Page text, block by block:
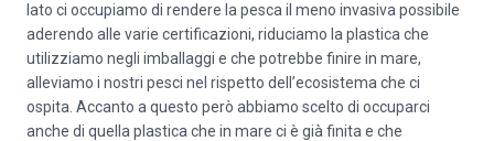
lato ci occupiamo di rendere la pesca il meno invasiva possibile
aderendo alle varie certificazioni, riduciamo la plastica che
utilizziamo negli imballaggi e che potrebbe finire in mare,
alleviamo i nostri pesci nel rispetto dell’ecosistema che ci
ospita. Accanto a questo però abbiamo scelto di occuparci
anche di quella plastica che in mare ci è già finita e che